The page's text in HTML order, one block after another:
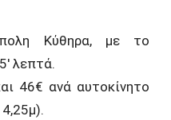
Κύθηρα, με το
λεπτά.
46€ ανά αυτοκίνητο